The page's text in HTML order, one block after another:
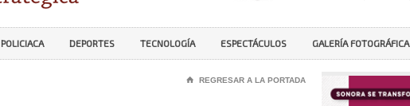
POLICIACA DEPORTES TECNOLOGÍA ESPECTÁCULOS GALERÍA FOTOGRÁFICA
⌂ REGRESAR A LA PORTADA